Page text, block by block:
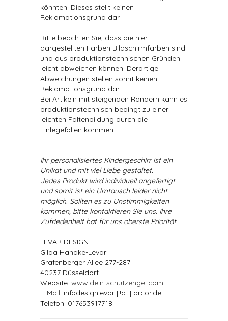
könnten. Dieses stellt keinen
Reklamationsgrund dar.
Bitte beachten Sie, dass die hier
dargestellten Farben Bildschirmfarben sind
und aus produktionstechnischen Gründen
leicht abweichen können. Derartige
Abweichungen stellen somit keinen
Reklamationsgrund dar.
Bei Artikeln mit steigenden Rändern kann es
produktionstechnisch bedingt zu einer
leichten Faltenbildung durch die
Einlegefolien kommen.
Ihr personalisiertes Kindergeschirr ist ein
Unikat und mit viel Liebe gestaltet.
Jedes Produkt wird individuell angefertigt
und somit ist ein Umtausch leider nicht
möglich. Sollten es zu Unstimmigkeiten
kommen, bitte kontaktieren Sie uns. Ihre
Zufriedenheit hat für uns oberste Priorität.
LEVAR DESIGN
Gilda Handke-Levar
Grafenberger Allee 277-287
40237 Düsseldorf
Website: www.dein-schutzengel.com
E-Mail: infodesignlevar [!at] arcor.de
Telefon: 017653917718